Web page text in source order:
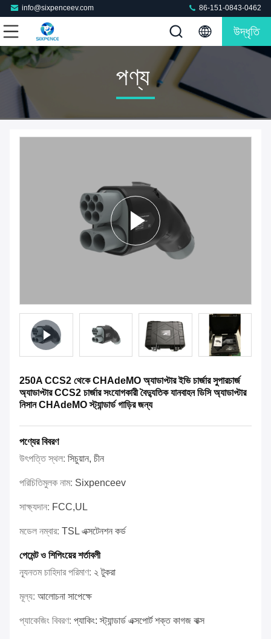
info@sixpenceev.com 86-151-0843-0462
উদ্ধৃতি
পণ্য
250A CCS2 থেকে CHAdeMO অ্যাডাপ্টার ইভি চার্জার সুপারচার্জ
অ্যাডাপ্টার CCS2 চার্জার সংযোগকারী বৈদ্যুতিক যানবাহন ডিসি অ্যাডাপ্টার
নিসান CHAdeMO স্ট্যান্ডার্ড গাড়ির জন্য
পণ্যের বিবরণ
উৎপত্তি স্থল: সিচুয়ান, চীন
পরিচিতিমুলক নাম: Sixpenceev
সাক্ষ্যদান: FCC,UL
মডেল নম্বার: TSL এক্সটেনশন কর্ড
পেমেন্ট ও শিপিংয়ের শর্তাবলী
ন্যূনতম চাহিদার পরিমাণ: ২ টুকরা
মূল্য: আলোচনা সাপেক্ষে
প্যাকেজিং বিবরণ: প্যাকিং: স্ট্যান্ডার্ড এক্সপোর্ট শক্ত কাগজ বাক্স